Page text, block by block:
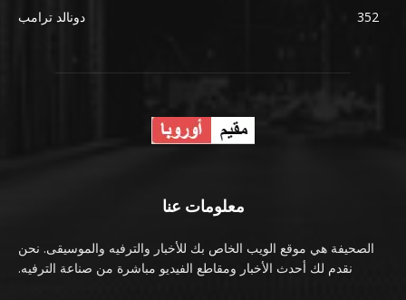
دونالد ترامب
352
معلومات عنا
الصحيفة هي موقع الويب الخاص بك للأخبار والترفيه والموسيقى. نحن
نقدم لك أحدث الأخبار ومقاطع الفيديو مباشرة من صناعة الترفيه.